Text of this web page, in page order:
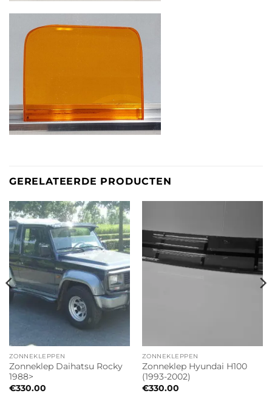
GERELATEERDE PRODUCTEN
ZONNEKLEPPEN
Zonneklep Daihatsu Rocky
1988>
€330.00
ZONNEKLEPPEN
Zonneklep Hyundai H100
(1993-2002)
€330.00